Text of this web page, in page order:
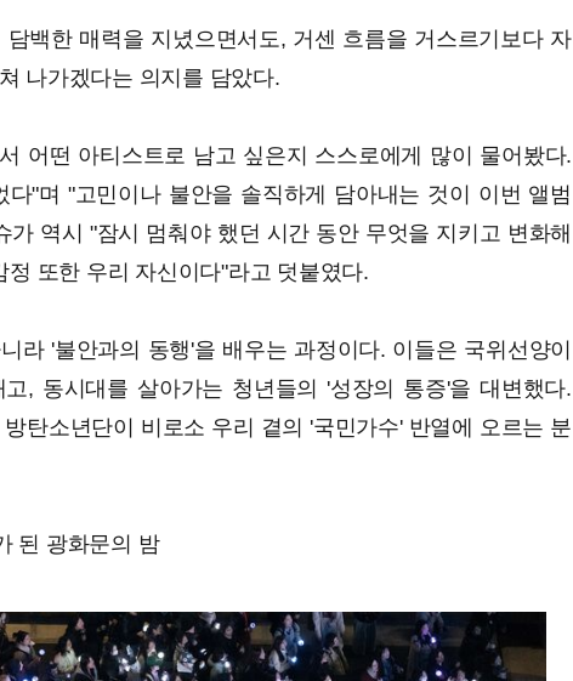
백한 매력을 지녔으면서도, 거센 흐름을 거스르기보다 자
나가겠다는 의지를 담았다.
어떤 아티스트로 남고 싶은지 스스로에게 많이 물어봤다.
"며 "고민이나 불안을 솔직하게 담아내는 것이 이번 앨범
가 역시 "잠시 멈춰야 했던 시간 동안 무엇을 지키고 변화해
또한 우리 자신이다"라고 덧붙였다.
라 '불안과의 동행'을 배우는 과정이다. 이들은 국위선양이
, 동시대를 살아가는 청년들의 '성장의 통증'을 대변했다.
탄소년단이 비로소 우리 곁의 '국민가수' 반열에 오르는 분
된 광화문의 밤